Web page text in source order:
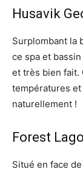
Husavik
Surplombant la
ce spa et
et très bien fait.
températures et
naturellement !
Forest
Situé en face